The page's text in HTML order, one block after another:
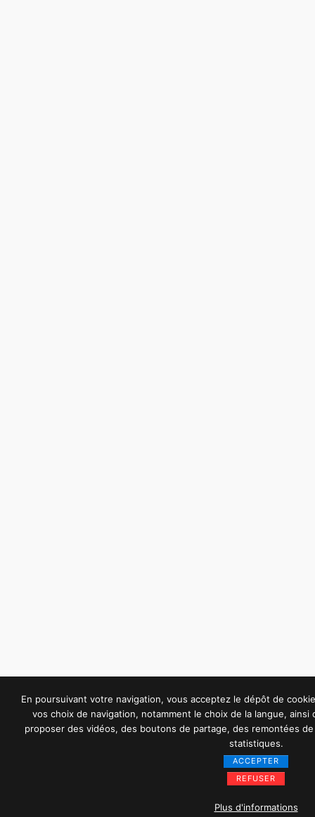
En poursuivant votre navigation, vous acceptez le dépôt de
vos choix de navigation, notamment le choix de la langue,
proposer des vidéos, des boutons de partage, des remontées
statistiques.
ACCEPTER
REFUSER
Plus d'informations